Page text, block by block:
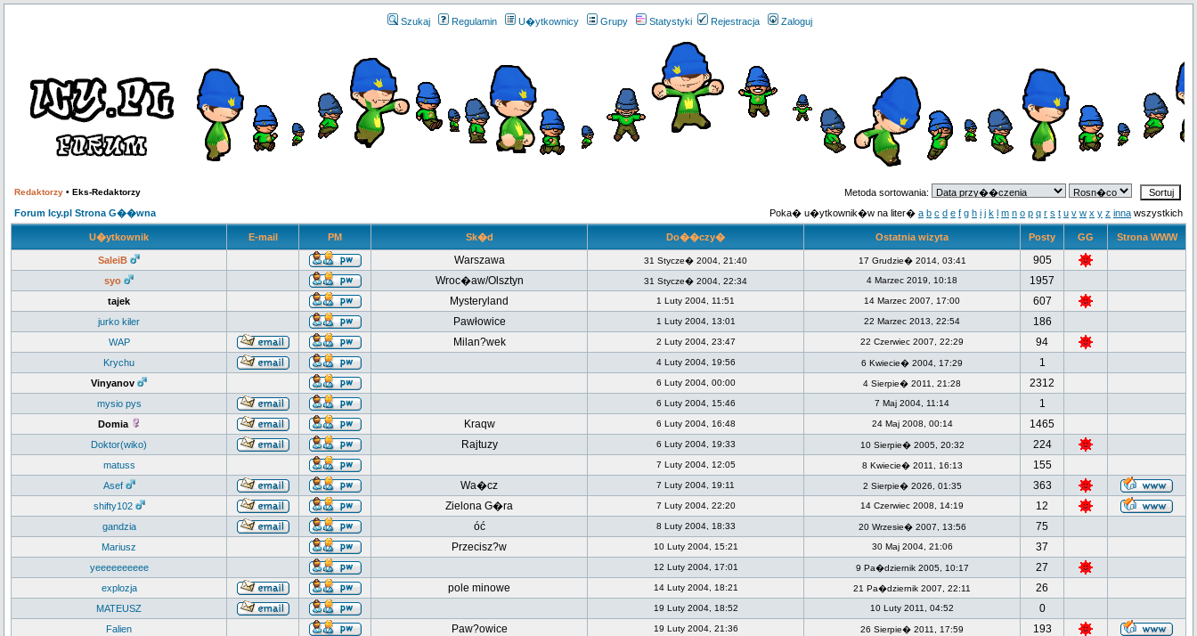
Szukaj Regulamin U�ytkownicy Grupy Statystyki Rejestracja Zaloguj
Redaktorzy • Eks-Redaktorzy
Metoda sortowania:
Forum Icy.pl Strona G��wna
Poka� u�ytkownik�w na liter� a b c d e f g h i j k l m n o p q r s t u v w x y z inna wszystkich
U�ytkownik E-mail PM Sk�d Do��czy� Ostatnia wizyta Posty GG Strona WWW
SaleiB Warszawa 31 Stycze� 2004, 21:40 17 Grudzie� 2014, 03:41 905
syo Wroc�aw/Olsztyn 31 Stycze� 2004, 22:34 4 Marzec 2019, 10:18 1957
tajek Mysteryland 1 Luty 2004, 11:51 14 Marzec 2007, 17:00 607
jurko kiler Pawłowice 1 Luty 2004, 13:01 22 Marzec 2013, 22:54 186
WAP Milan?wek 2 Luty 2004, 23:47 22 Czerwiec 2007, 22:29 94
Krychu 4 Luty 2004, 19:56 6 Kwiecie� 2004, 17:29 1
Vinyanov 6 Luty 2004, 00:00 4 Sierpie� 2011, 21:28 2312
mysio pys 6 Luty 2004, 15:46 7 Maj 2004, 11:14 1
Domia Kraqw 6 Luty 2004, 16:48 24 Maj 2008, 00:14 1465
Doktor(wiko) Rajtuzy 6 Luty 2004, 19:33 10 Sierpie� 2005, 20:32 224
matuss 7 Luty 2004, 12:05 8 Kwiecie� 2011, 16:13 155
Asef Wa�cz 7 Luty 2004, 19:11 2 Sierpie� 2026, 01:35 363
shifty102 Zielona G�ra 7 Luty 2004, 22:20 14 Czerwiec 2008, 14:19 12
gandzia óć 8 Luty 2004, 18:33 20 Wrzesie� 2007, 13:56 75
Mariusz Przecisz?w 10 Luty 2004, 15:21 30 Maj 2004, 21:06 37
yeeeeeeeeee 12 Luty 2004, 17:01 9 Pa�dziernik 2005, 10:17 27
explozja pole minowe 14 Luty 2004, 18:21 21 Pa�dziernik 2007, 22:11 26
MATEUSZ 19 Luty 2004, 18:52 10 Luty 2011, 04:52 0
Falien Paw?owice 19 Luty 2004, 21:36 26 Sierpie� 2011, 17:59 193